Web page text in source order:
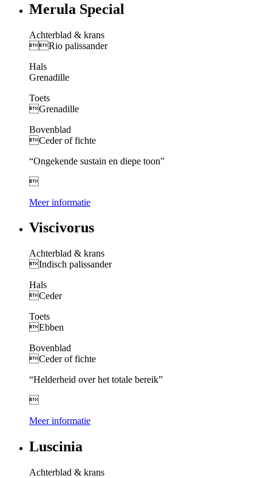
Merula Special
Achterblad & krans
Rio palissander
Hals
Grenadille
Toets
Grenadille
Bovenblad
Ceder of fichte
“Ongekende sustain en diepe toon”

Meer informatie
Viscivorus
Achterblad & krans
Indisch palissander
Hals
Ceder
Toets
Ebben
Bovenblad
Ceder of fichte
“Helderheid over het totale bereik”

Meer informatie
Luscinia
Achterblad & krans